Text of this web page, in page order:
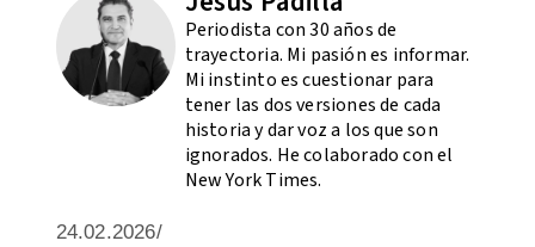
Periodista con 30 años de
trayectoria. Mi pasión es informar.
Mi instinto es cuestionar para
tener las dos versiones de cada
historia y dar voz a los que son
ignorados. He colaborado con el
New York Times.
24.02.2026/